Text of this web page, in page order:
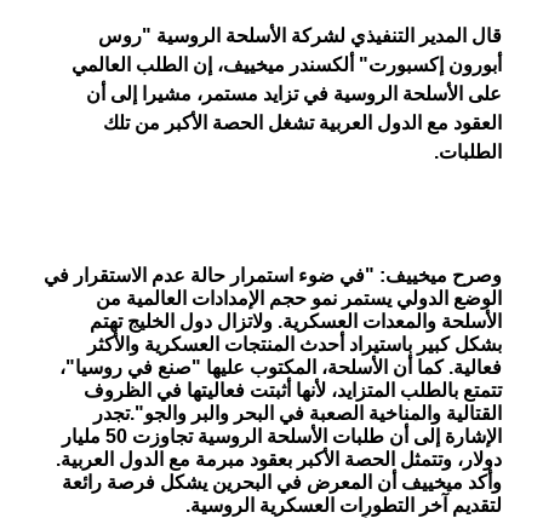
قال المدير التنفيذي لشركة الأسلحة الروسية "روس
أبورون إكسبورت" ألكسندر ميخييف، إن الطلب العالمي
على الأسلحة الروسية في تزايد مستمر، مشيرا إلى أن
العقود مع الدول العربية تشغل الحصة الأكبر من تلك
الطلبات.
وصرح ميخييف: "في ضوء استمرار حالة عدم الاستقرار في
الوضع الدولي يستمر نمو حجم الإمدادات العالمية من
الأسلحة والمعدات العسكرية. ولاتزال دول الخليج تهتم
بشكل كبير باستيراد أحدث المنتجات العسكرية والأكثر
فعالية. كما أن الأسلحة، المكتوب عليها "صنع في روسيا"،
تتمتع بالطلب المتزايد، لأنها أثبتت فعاليتها في الظروف
القتالية والمناخية الصعبة في البحر والبر والجو".تجدر
الإشارة إلى أن طلبات الأسلحة الروسية تجاوزت 50 مليار
دولار، وتتمثل الحصة الأكبر بعقود مبرمة مع الدول العربية.
وأكد ميخييف أن المعرض في البحرين يشكل فرصة رائعة
لتقديم آخر التطورات العسكرية الروسية.